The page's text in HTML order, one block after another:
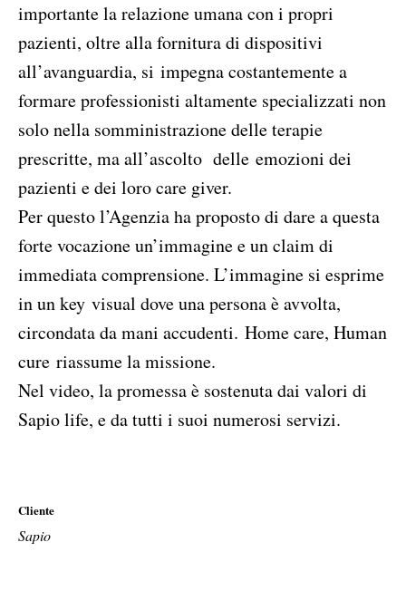
importante la relazione umana con i propri
pazienti, oltre alla fornitura di dispositivi
all’avanguardia, si impegna costantemente a
formare professionisti altamente specializzati non
solo nella somministrazione delle terapie
prescritte, ma all’ascolto delle emozioni dei
pazienti e dei loro care giver.
Per questo l’Agenzia ha proposto di dare a questa
forte vocazione un’immagine e un claim di
immediata comprensione. L’immagine si esprime
in un key visual dove una persona è avvolta,
circondata da mani accudenti. Home care, Human
cure riassume la missione.
Nel video, la promessa è sostenuta dai valori di
Sapio life, e da tutti i suoi numerosi servizi.
Cliente
Sapio